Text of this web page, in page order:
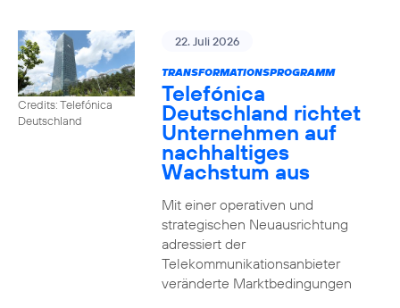
Credits: Telefónica
Deutschland
22. Juli 2026
TRANSFORMATIONSPROGRAMM
Telefónica
Deutschland richtet
Unternehmen auf
nachhaltiges
Wachstum aus
Mit einer operativen und
strategischen Neuausrichtung
adressiert der
Telekommunikationsanbieter
veränderte Marktbedingungen